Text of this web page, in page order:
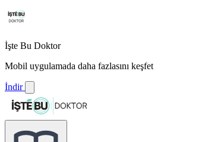
İşte Bu Doktor
Mobil uygulamada daha fazlasını keşfet
İndir